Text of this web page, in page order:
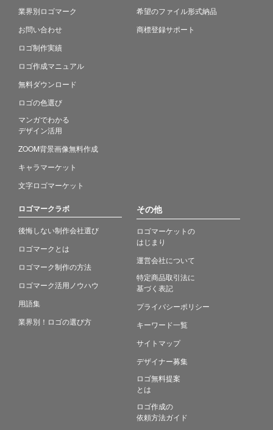
業界別ロゴマーク
お問い合わせ
ロゴ制作実績
ロゴ作成マニュアル
無料ダウンロード
ロゴの色選び
マンガでわかる
デザイン活用
ZOOM背景画像無料作成
キャラマーケット
文字ロゴマーケット
希望のファイル形式納品
商標登録サポート
ロゴマークラボ
後悔しない制作会社選び
ロゴマークとは
ロゴマーク制作の方法
ロゴマーク活用ノウハウ
用語集
業界別！ロゴの選び方
その他
ロゴマーケットの
はじまり
運営会社について
特定商品取引法に
基づく表記
プライバシーポリシー
キーワード一覧
サイトマップ
デザイナー募集
ロゴ無料提案
とは
ロゴ作成の
依頼方法ガイド